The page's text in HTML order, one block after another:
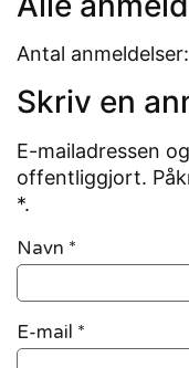
Antal
Skriv en
E-mailadressen
offentliggjort.
*.
Navn *
E-mail *